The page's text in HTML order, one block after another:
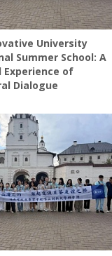
University
Summer School: A
Experience of
Dialogue